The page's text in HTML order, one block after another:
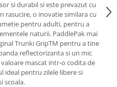
si durabil si este prevazut cu
rasucire, o inovatie similara cu
pentru adulti, pentru a
naturii. PaddlePak mai
Trunki GripTM pentru a tine
reflectorizanta si un mic
mascat intr-o codita de
ideal pentru zilele libere si
scoala.